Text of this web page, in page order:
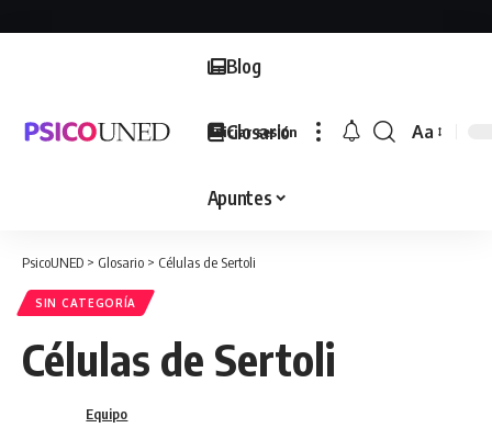
Blog
Glosario
Apuntes
Iniciar sesión
Font
Aa
PsicoUNED > Glosario > Células de Sertoli
SIN CATEGORÍA
Células de Sertoli
Equipo